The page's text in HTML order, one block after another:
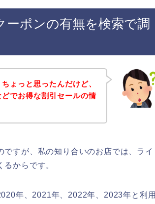
ポンの有無を検索で調
ょっと思ったんだけど、
でお得な割引セールの情
すが、私の知り合いのお店では、ライ
からです。
年、2021年、2022年、2023年と利用